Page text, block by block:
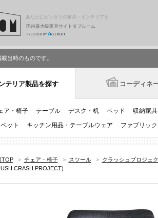
あなたにピッタリの家具・インテリアを
国内最大級家具サイトタブルーム
当時のものです。
テリア製品を探す コーディネ
ア・椅子 テーブル デスク・机 ベッド 収納家具
ット
キッチン用品・テーブルウェア ファブリッ
TOP > チェア・椅子 > スツール > クラッシュプロジェ
CRASH PROJECT)